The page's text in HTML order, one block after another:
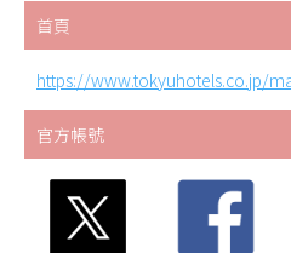
首頁
https://www.tokyuhotels.co.jp/
官方帳號